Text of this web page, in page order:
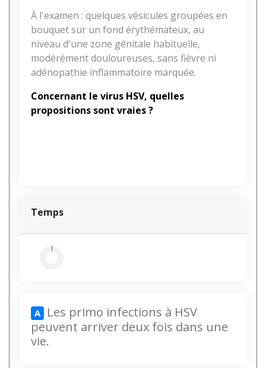
À l'examen : quelques vésicules groupées en
bouquet sur un fond érythémateux, au
niveau d'une zone génitale habituelle,
modérément douloureuses, sans fièvre ni
adénopathie inflammatoire marquée.
Concernant le virus HSV, quelles
propositions sont vraies ?
Temps
A
Les primo infections à HSV
peuvent arriver deux fois dans une
vie.